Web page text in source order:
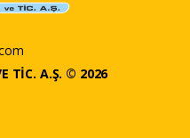
TİC. A.Ş. © 2026